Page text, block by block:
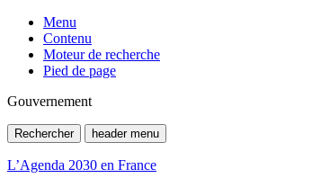
Menu
Contenu
Moteur de recherche
Pied de page
Gouvernement
Rechercher header menu
L’Agenda 2030 en France